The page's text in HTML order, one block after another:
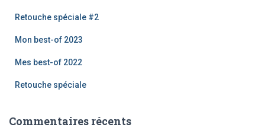
Retouche spéciale #2
Mon best-of 2023
Mes best-of 2022
Retouche spéciale
Commentaires récents